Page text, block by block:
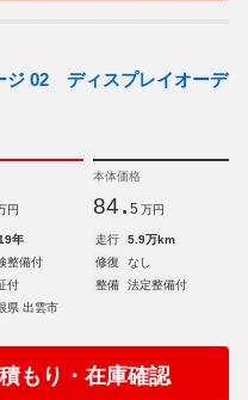
ジ 02 ディスプレイオーデ
円
本体価格
84. 5 万円
年 走行
5.9万km
整備付 修復
なし
付 整備
法定整備付
県 出雲市
もり・在庫確認